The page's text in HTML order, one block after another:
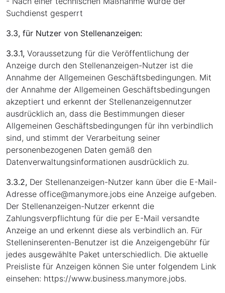
Suchdienst gesperrt
3.3, für Nutzer von Stellenanzeigen:
3.3.1, Voraussetzung für die Veröffentlichung der
Anzeige durch den Stellenanzeigen-Nutzer ist die
Annahme der Allgemeinen Geschäftsbedingungen. Mit
der Annahme der Allgemeinen Geschäftsbedingungen
akzeptiert und erkennt der Stellenanzeigennutzer
ausdrücklich an, dass die Bestimmungen dieser
Allgemeinen Geschäftsbedingungen für ihn verbindlich
sind, und stimmt der Verarbeitung seiner
personenbezogenen Daten gemäß den
Datenverwaltungsinformationen ausdrücklich zu.
3.3.2, Der Stellenanzeigen-Nutzer kann über die E-Mail-
Adresse office@manymore.jobs eine Anzeige aufgeben.
Der Stellenanzeigen-Nutzer erkennt die
Zahlungsverpflichtung für die per E-Mail versandte
Anzeige an und erkennt diese als verbindlich an. Für
Stelleninserenten-Benutzer ist die Anzeigengebühr für
jedes ausgewählte Paket unterschiedlich. Die aktuelle
Preisliste für Anzeigen können Sie unter folgendem Link
einsehen: https://www.business.manymore.jobs.